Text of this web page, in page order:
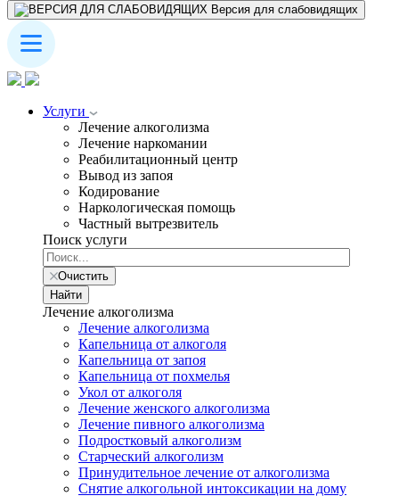
Версия для слабовидящих
Услуги
Лечение алкоголизма
Лечение наркомании
Реабилитационный центр
Вывод из запоя
Кодирование
Наркологическая помощь
Частный вытрезвитель
Поиск услуги
Очистить
Найти
Лечение алкоголизма
Лечение алкоголизма
Капельница от алкоголя
Капельница от запоя
Капельница от похмелья
Укол от алкоголя
Лечение женского алкоголизма
Лечение пивного алкоголизма
Подростковый алкоголизм
Старческий алкоголизм
Принудительное лечение от алкоголизма
Снятие алкогольной интоксикации на дому